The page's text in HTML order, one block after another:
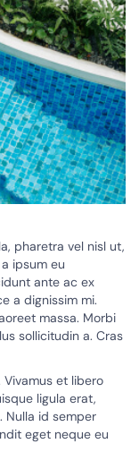
pharetra vel nisl ut,
ipsum eu
ante ac ex
a dignissim mi.
massa. Morbi
sollicitudin a. Cras
et libero
ligula erat,
Nulla id semper
eget neque eu